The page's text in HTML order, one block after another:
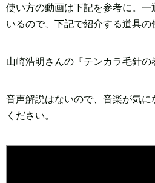
使い方の動画は下記を参考に。
いるので、下記で紹介する道具の
山崎浩明さんの『テンカラ毛針の
音声解説はないので、音楽が気
ください。